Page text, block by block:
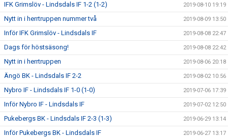
IFK Grimslöv - Lindsdals IF 1-2 (1-2) 2019-08-10 19:19
Nytt in i herrtruppen nummer två 2019-08-09 13:50
Inför IFK Grimslöv - Lindsdals IF 2019-08-08 22:47
Dags för höstsäsong! 2019-08-08 22:42
Nytt in i herrtruppen 2019-08-06 20:18
Ängö BK - Lindsdals IF 2-2 2019-08-02 10:56
Nybro IF - Lindsdals IF 1-0 (1-0) 2019-07-06 17:39
Inför Nybro IF - Lindsdals IF 2019-07-02 12:50
Pukebergs BK - Lindsdals IF 2-3 (1-3) 2019-06-29 13:14
Inför Pukebergs BK - Lindsdals IF 2019-06-27 13:17